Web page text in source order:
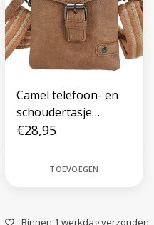
Camel telefoon- en
schoudertasje
Lakewood
€28,95
TOEVOEGEN
Binnen 1 werkdag verzonden